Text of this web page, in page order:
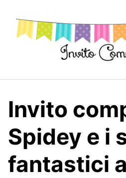
content
Invito
Spidey e i
fantastici